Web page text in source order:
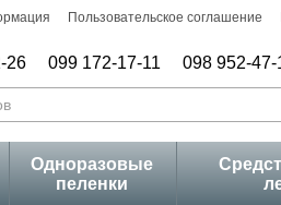
Пользовательское соглашение
26 099 172-17-11 098 952-47-
Одноразовые
пеленки